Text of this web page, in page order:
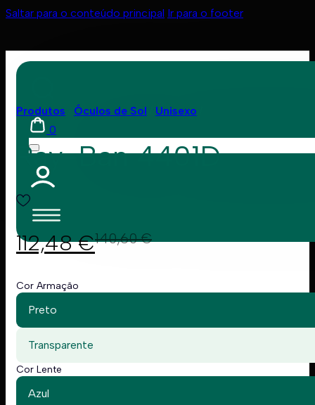
Saltar para o conteúdo principal Ir para o footer
0
Produtos Óculos de Sol Unisexo
Ray-Ban 4401D
140,60€
112,48€
Cor Armação
Preto
Transparente
Cor Lente
Azul